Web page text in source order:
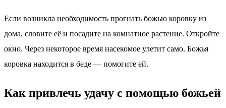
Если возникла необходимость прогнать божью коровку из
дома, словите её и посадите на комнатное растение. Откройте
окно. Через некоторое время насекомое улетит само. Божья
коровка находится в беде — помогите ей.
Как привлечь удачу с помощью божьей